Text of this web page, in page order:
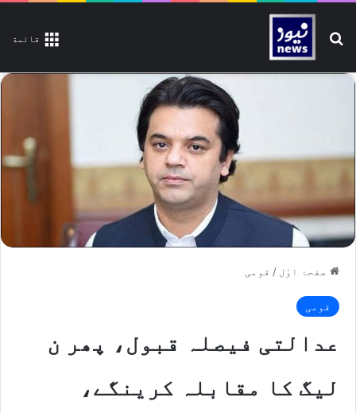
قائمة تلاش کیجیے
صفحۂ اوّل / قومی
قومی
عدالتی فیصلہ قبول، پھر ن
لیگ کا مقابلہ کرینگے،